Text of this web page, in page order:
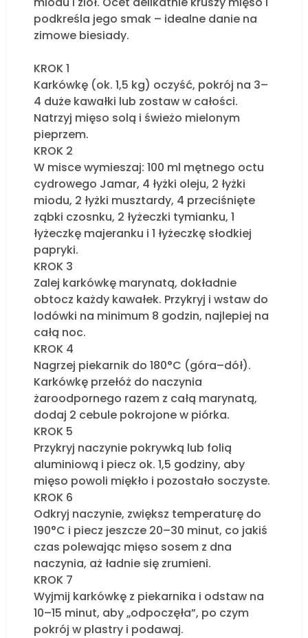
podkreśla jego smak – idealne danie na
zimowe biesiady.
KROK 1
Karkówkę (ok. 1,5 kg) oczyść, pokrój na 3–
4 duże kawałki lub zostaw w całości.
Natrzyj mięso solą i świeżo mielonym
pieprzem.
KROK 2
W misce wymieszaj: 100 ml mętnego octu
cydrowego Jamar, 4 łyżki oleju, 2 łyżki
miodu, 2 łyżki musztardy, 4 przeciśnięte
ząbki czosnku, 2 łyżeczki tymianku, 1
łyżeczkę majeranku i 1 łyżeczkę słodkiej
papryki.
KROK 3
Zalej karkówkę marynatą, dokładnie
obtocz każdy kawałek. Przykryj i wstaw do
lodówki na minimum 8 godzin, najlepiej na
całą noc.
KROK 4
Nagrzej piekarnik do 180°C (góra–dół).
Karkówkę przełóż do naczynia
żaroodpornego razem z całą marynatą,
dodaj 2 cebule pokrojone w piórka.
KROK 5
Przykryj naczynie pokrywką lub folią
aluminiową i piecz ok. 1,5 godziny, aby
mięso powoli miękło i pozostało soczyste.
KROK 6
Odkryj naczynie, zwiększ temperaturę do
190°C i piecz jeszcze 20–30 minut, co jakiś
czas polewając mięso sosem z dna
naczynia, aż ładnie się zrumieni.
KROK 7
Wyjmij karkówkę z piekarnika i odstaw na
10–15 minut, aby „odpoczęła”, po czym
pokrój w plastry i podawaj.